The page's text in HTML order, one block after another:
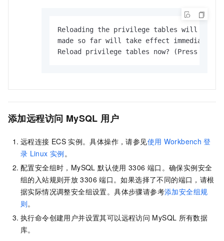
Reloading the privilege tables will
made so far will take effect immediately.
Reload privilege tables now? (Press y|Y
添加远程访问 MySQL 用户
远程连接 ECS 实例。具体操作，请参见使用 Workbench 登
录 Linux 实例。
配置安全组时，MySQL 默认使用 3306 端口。确保实例安全
组的入站规则开放 3306 端口。如果选择了不同的端口，请根
据实际情况调整安全组设置。具体步骤请参考添加安全组规
则。
执行命令创建用户并设置其可以远程访问 MySQL 所有数据
库。